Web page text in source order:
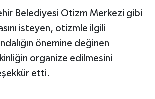
Belediyesi Otizm Merkezi gibi
isteyen, otizmle ilgili
önemine değinen
organize edilmesini
etti.